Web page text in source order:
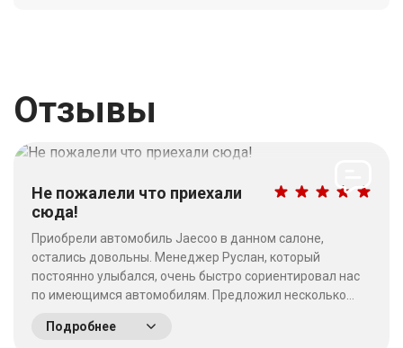
Отзывы
Не пожалели что приехали
сюда!
Приобрели автомобиль Jaecoo в данном салоне,
остались довольны. Менеджер Руслан, который
постоянно улыбался, очень быстро сориентировал нас
по имеющимся автомобилям. Предложил несколько
пожалели что приехали сюда! Качество работы на
Подробнее